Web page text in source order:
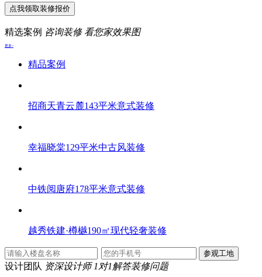
点我领取装修报价
精选案例 咨询装修 看您家效果图
更多>
精品案例
招商天青云麓143平米意式装修
幸福晓棠129平米中古风装修
中铁阅唐府178平米意式装修
越秀铁建·樽樾190㎡现代轻奢装修
设计团队 资深设计师 1对1解答装修问题